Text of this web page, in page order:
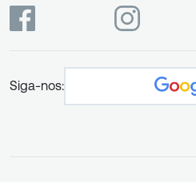
Siga-nos: